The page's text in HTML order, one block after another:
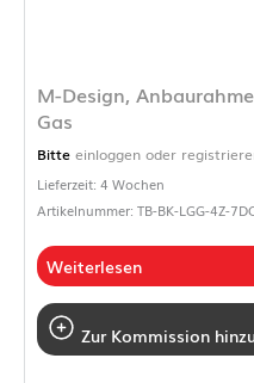
M-Design,
Gas
Bitte einloggen oder
Lieferzeit: 4 Wochen
Artikelnummer: TB-BK-LGG-4Z-
Weiterlesen
Zur Kommission